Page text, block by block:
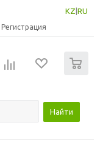
KZ RU
Регистрация
Найти